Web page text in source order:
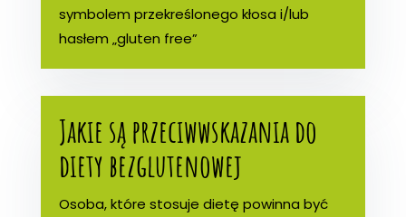
symbolem przekreślonego kłosa i/lub
hasłem „gluten free”
Jakie są przeciwwskazania do
diety bezglutenowej
Osoba, które stosuje dietę powinna być